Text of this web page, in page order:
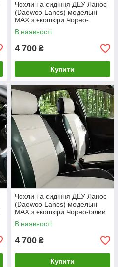
Чохли на сидіння ДЕУ Ланос
(Daewoo Lanos) модельні
MAX з екошкіри Чорно-
жовтий
В наявності
4 700 ₴
Купити
Чохли на сидіння ДЕУ Ланос
(Daewoo Lanos) модельні
MAX з екошкіри Чорно-білий
В наявності
4 700 ₴
Купити